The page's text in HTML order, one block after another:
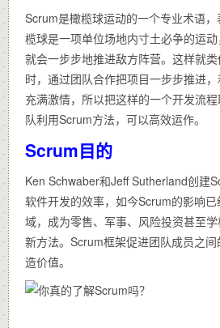
Scrum是橄榄球运动的一个专业术语，
榄球是一项单位场地内寸土必争的运动
就会一步步地推进敌方阵营。这样就
时，通过团队合作把项目一步步推进，
充满激情，所以把这样的一个开发流
队利用Scrum方法，可以高效运作。
Scrum目的
Ken Schwaber和Jeff Sutherland创建
软件开发的效率，如今Scrum的影响
域，成为零售、军事、风险投资甚至
新方法。Scrum框架促进团队成员之
造价值。